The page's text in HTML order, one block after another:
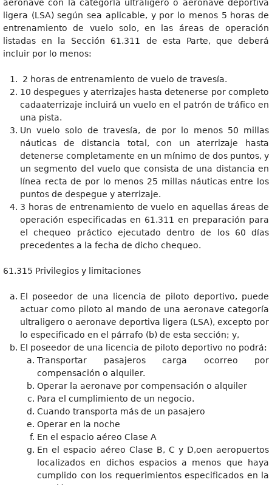
aeronave con la categoría ultraligero o aeronave deportiva
ligera (LSA) según sea aplicable, y por lo menos 5 horas de
entrenamiento de vuelo solo, en las áreas de operación
listadas en la Sección 61.311 de esta Parte, que deberá
incluir por lo menos:
2 horas de entrenamiento de vuelo de travesía.
10 despegues y aterrizajes hasta detenerse por completo
cadaaterrizaje incluirá un vuelo en el patrón de tráfico en
una pista.
Un vuelo solo de travesía, de por lo menos 50 millas
náuticas de distancia total, con un aterrizaje hasta
detenerse completamente en un mínimo de dos puntos, y
un segmento del vuelo que consista de una distancia en
línea recta de por lo menos 25 millas náuticas entre los
puntos de despegue y aterrizaje.
3 horas de entrenamiento de vuelo en aquellas áreas de
operación especificadas en 61.311 en preparación para
el chequeo práctico ejecutado dentro de los 60 días
precedentes a la fecha de dicho chequeo.
61.315 Privilegios y limitaciones
El poseedor de una licencia de piloto deportivo, puede
actuar como piloto al mando de una aeronave categoría
ultraligero o aeronave deportiva ligera (LSA), excepto por
lo especificado en el párrafo (b) de esta sección; y,
El poseedor de una licencia de piloto deportivo no podrá:
Transportar pasajeros carga ocorreo por
compensación o alquiler.
Operar la aeronave por compensación o alquiler
Para el cumplimiento de un negocio.
Cuando transporta más de un pasajero
Operar en la noche
En el espacio aéreo Clase A
En el espacio aéreo Clase B, C y D,oen aeropuertos
localizados en dichos espacios a menos que haya
cumplido con los requerimientos especificados en la